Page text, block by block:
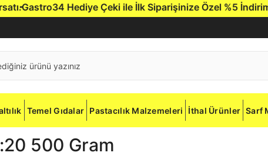
Gastro34 Hediye Çeki ile İlk Siparişinize Özel %5 İndirim.
Temel Gıdalar Pastacılık Malzemeleri İthal Ürünler Sarf
500 Gram